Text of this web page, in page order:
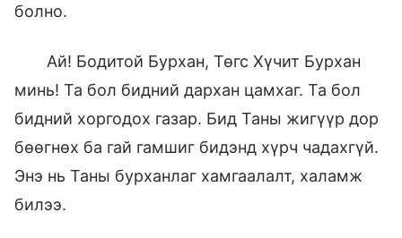
болно.
Ай! Бодитой Бурхан, Төгс Хүчит Бурхан
минь! Та бол бидний дархан цамхаг. Та бол
бидний хоргодох газар. Бид Таны жигүүр дор
бөөгнөх ба гай гамшиг бидэнд хүрч чадахгүй.
Энэ нь Таны бурханлаг хамгаалалт, халамж
билээ.